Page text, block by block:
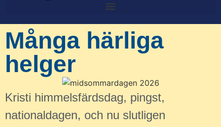
Många härliga
helger
Kristi himmelsfärdsdag, pingst,
nationaldagen, och nu slutligen